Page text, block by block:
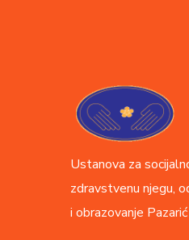
Ustanova za
zdravstvenu njegu,
i obrazovanje Pazarić